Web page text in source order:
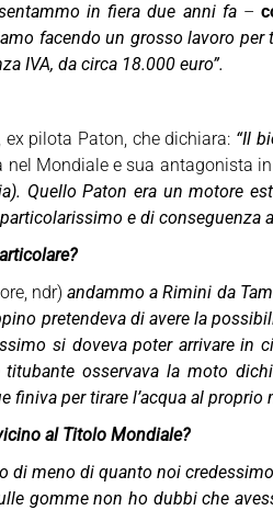
in fiera due anni fa –
facendo un grosso lavoro
IVA, da circa 18.000 euro”.
ex pilota Paton, che dichiara: “Il
nel Mondiale e sua antagonista
Quello Paton era un motore
e di conseguenza
ndr)andammo a Rimini da
pretendeva di avere la
si doveva poter arrivare
osservava la moto
per tirare l’acqua al proprio
al Titolo Mondiale?
di meno di quanto noi
gomme non ho dubbi che